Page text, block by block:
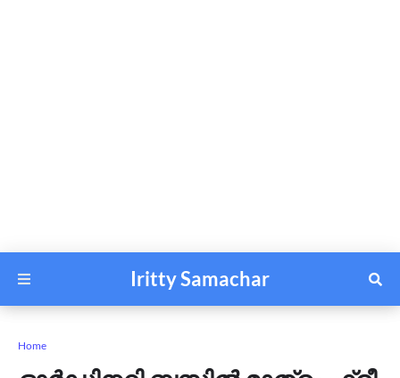
Iritty Samachar
Home